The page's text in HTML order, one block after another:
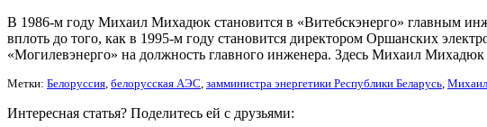
В 1986-м году Михаил Михадюк становится в «Витебскэнерго» главным
вплоть до того, как в 1995-м году становится директором Оршанских
«Могилевэнерго» на должность главного инженера. Здесь Михаил
Метки: Белоруссия, белорусская АЭС, замминистра энергетики Республики Беларусь,
Интересная статья? Поделитесь ей с друзьями: